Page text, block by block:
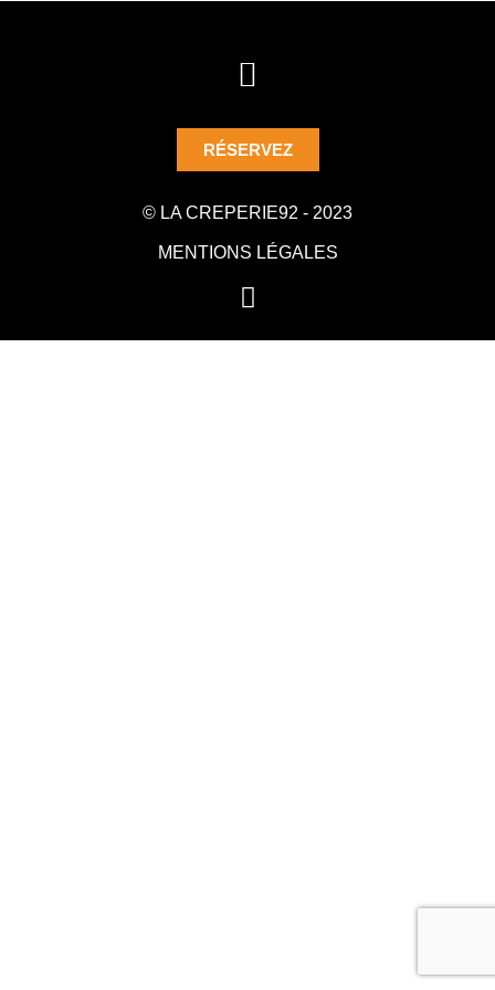
RÉSERVEZ
© LA CREPERIE92 - 2023
MENTIONS LÉGALES